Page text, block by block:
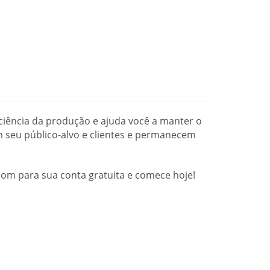
da produção e ajuda você a manter o
público-alvo e clientes e permanecem
para sua conta gratuita e comece hoje!